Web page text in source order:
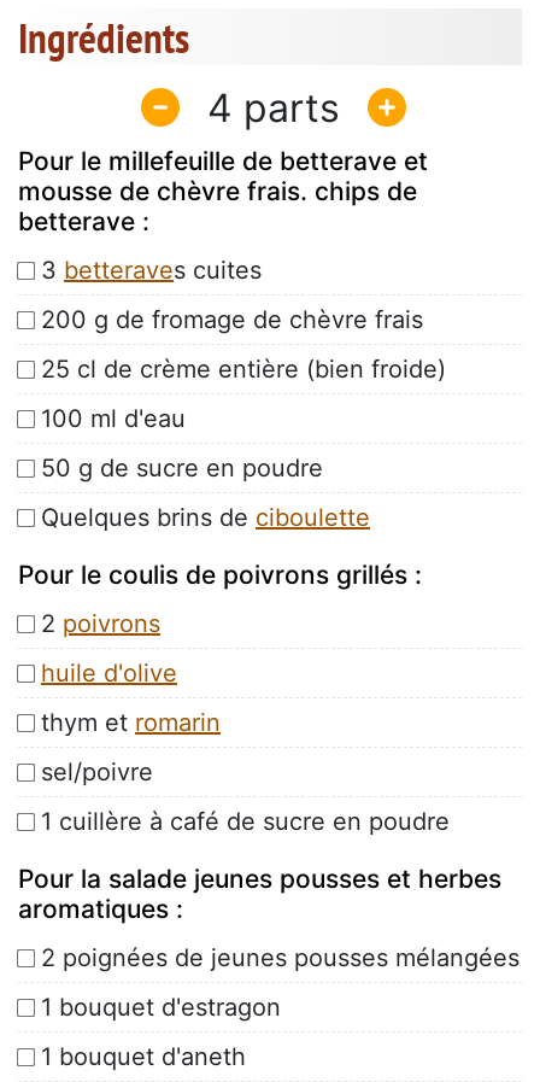
Ingrédients
4
Pour le millefeuille de betterave et
mousse de chèvre frais. chips de
betterave :
3 betteraves cuites
200 g de fromage de chèvre frais
25 cl de crème entière (bien froide)
100 ml d'eau
50 g de sucre en poudre
Quelques brins de ciboulette
Pour le coulis de poivrons grillés :
2 poivrons
huile d'olive
thym et romarin
sel/poivre
1 cuillère à café de sucre en poudre
Pour la salade jeunes pousses et herbes
aromatiques :
2 poignées de jeunes pousses mélangées
1 bouquet d'estragon
1 bouquet d'aneth